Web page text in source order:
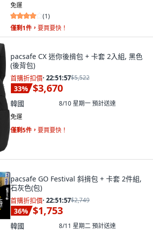
免運
(1)
僅剩1件， 要買要快！
pacsafe CX 迷你後揹包 + 卡套 2入組, 黑色
(後背包)
首購折扣價· 22:51:55$5,522
33% $3,670
韓國 8/10 星期一預計送達
免運
僅剩5件， 要買要快！
pacsafe GO Festival 斜揹包 + 卡套 2件組,
石灰色(包)
首購折扣價· 22:51:55$2,749
36% $1,753
韓國 8/11 星期二預計送達